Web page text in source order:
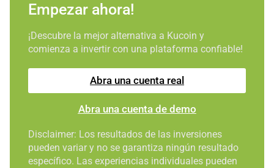
Empezar ahora!
¡Descubre la mejor alternativa a Kucoin y
comienza a invertir con una plataforma confiable!
Abra una cuenta real
Abra una cuenta de demo
Disclaimer: Los resultados de las inversiones
pueden variar y no se garantiza ningún resultado
específico. Las experiencias individuales pueden